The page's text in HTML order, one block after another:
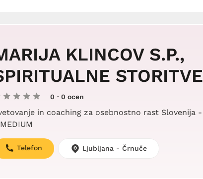
KLINCOV S.P.,
STORITVE
0 · 0 ocen
in coaching za osebnostno rast Slovenija -
Telefon Ljubljana - Črnuče